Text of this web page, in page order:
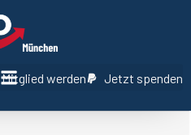
Mitglied werden Jetzt spenden